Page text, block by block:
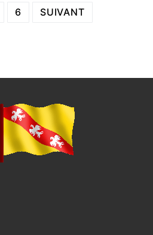
6 SUIVANT